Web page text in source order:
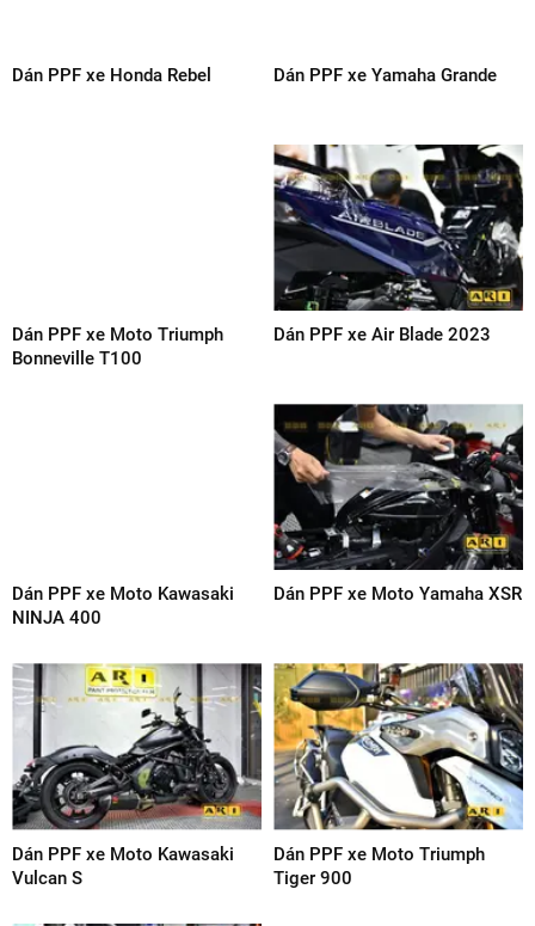
Dán PPF xe Honda Rebel Dán PPF xe Yamaha Grande
Dán PPF xe Moto Triumph
Bonneville T100
Dán PPF xe Air Blade 2023
Dán PPF xe Moto Kawasaki
NINJA 400
Dán PPF xe Moto Yamaha XSR
Dán PPF xe Moto Kawasaki
Vulcan S
Dán PPF xe Moto Triumph
Tiger 900